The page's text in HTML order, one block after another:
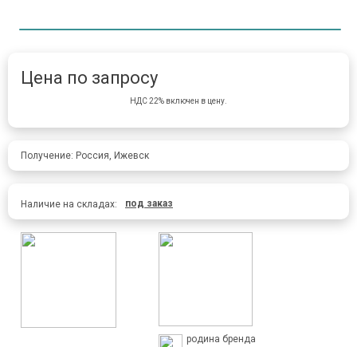
Цена по запросу
НДС 22% включен в цену.
Получение: Россия, Ижевск
Наличие на складах: под заказ
родина бренда